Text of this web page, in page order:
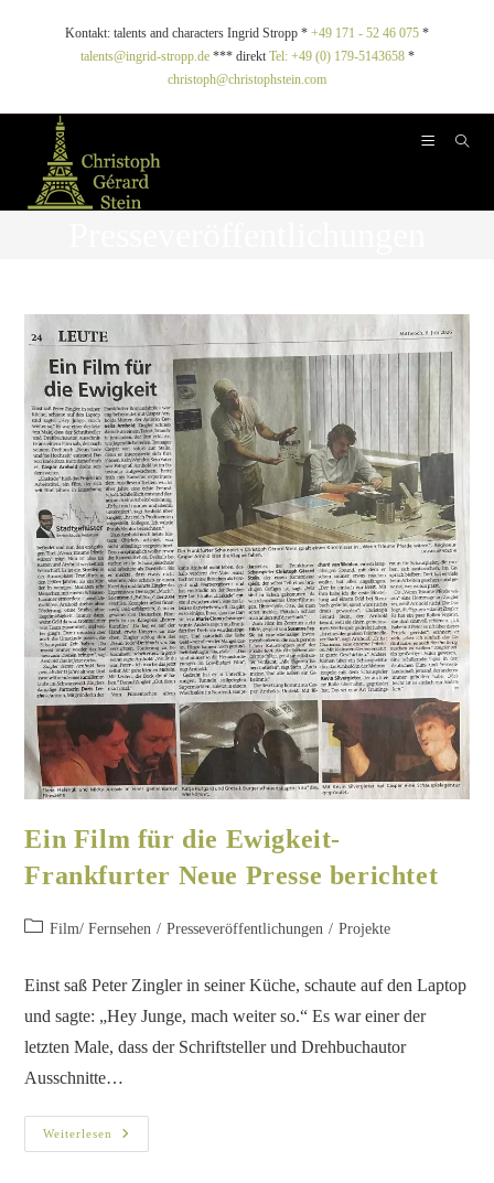
Kontakt: talents and characters Ingrid Stropp * +49 171 - 52 46 075 *
talents@ingrid-stropp.de*** direkt Tel: +49 (0) 179-5143658*
christoph@christophstein.com
Ein Film für die Ewigkeit-
Frankfurter Neue Presse berichtet
Film/ Fernsehen / Presseveröffentlichungen / Projekte
Einst saß Peter Zingler in seiner Küche, schaute auf den Laptop
und sagte: „Hey Junge, mach weiter so.“ Es war einer der
letzten Male, dass der Schriftsteller und Drehbuchautor
Ausschnitte…
Weiterlesen